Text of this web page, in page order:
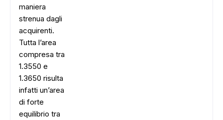
maniera
strenua dagli
acquirenti.
Tutta l’area
compresa tra
1.3550 e
1.3650 risulta
infatti un’area
di forte
equilibrio tra